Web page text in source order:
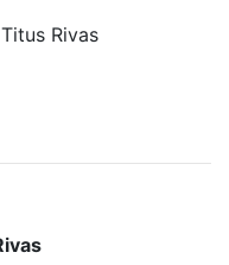
Rivas